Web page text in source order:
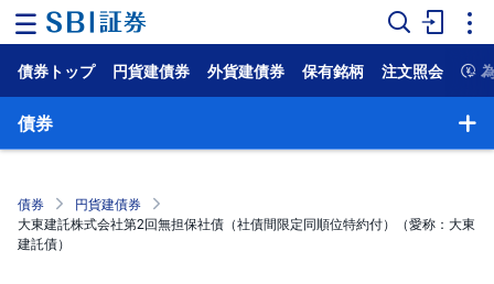
ー
ム
ケ
ッ
ト
債券トップ 円貨建債券 外貨建債券 保有銘柄 注文照会
債券
債券
円貨建債券
大東建託株式会社第2回無担保社債（社債間限定同順位特約付）（愛称：大東
建託債）